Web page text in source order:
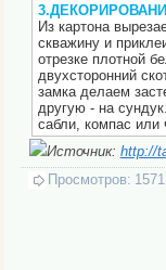
Из картона
скважину и
отрезке плотной
двухсторонний
замка делаем
другую - на
сабли, компас или
Источник: http://
Просмотров: 1571